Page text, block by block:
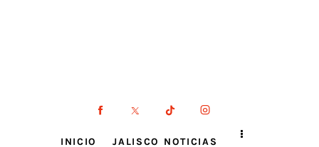
INICIO JALISCO NOTICIAS